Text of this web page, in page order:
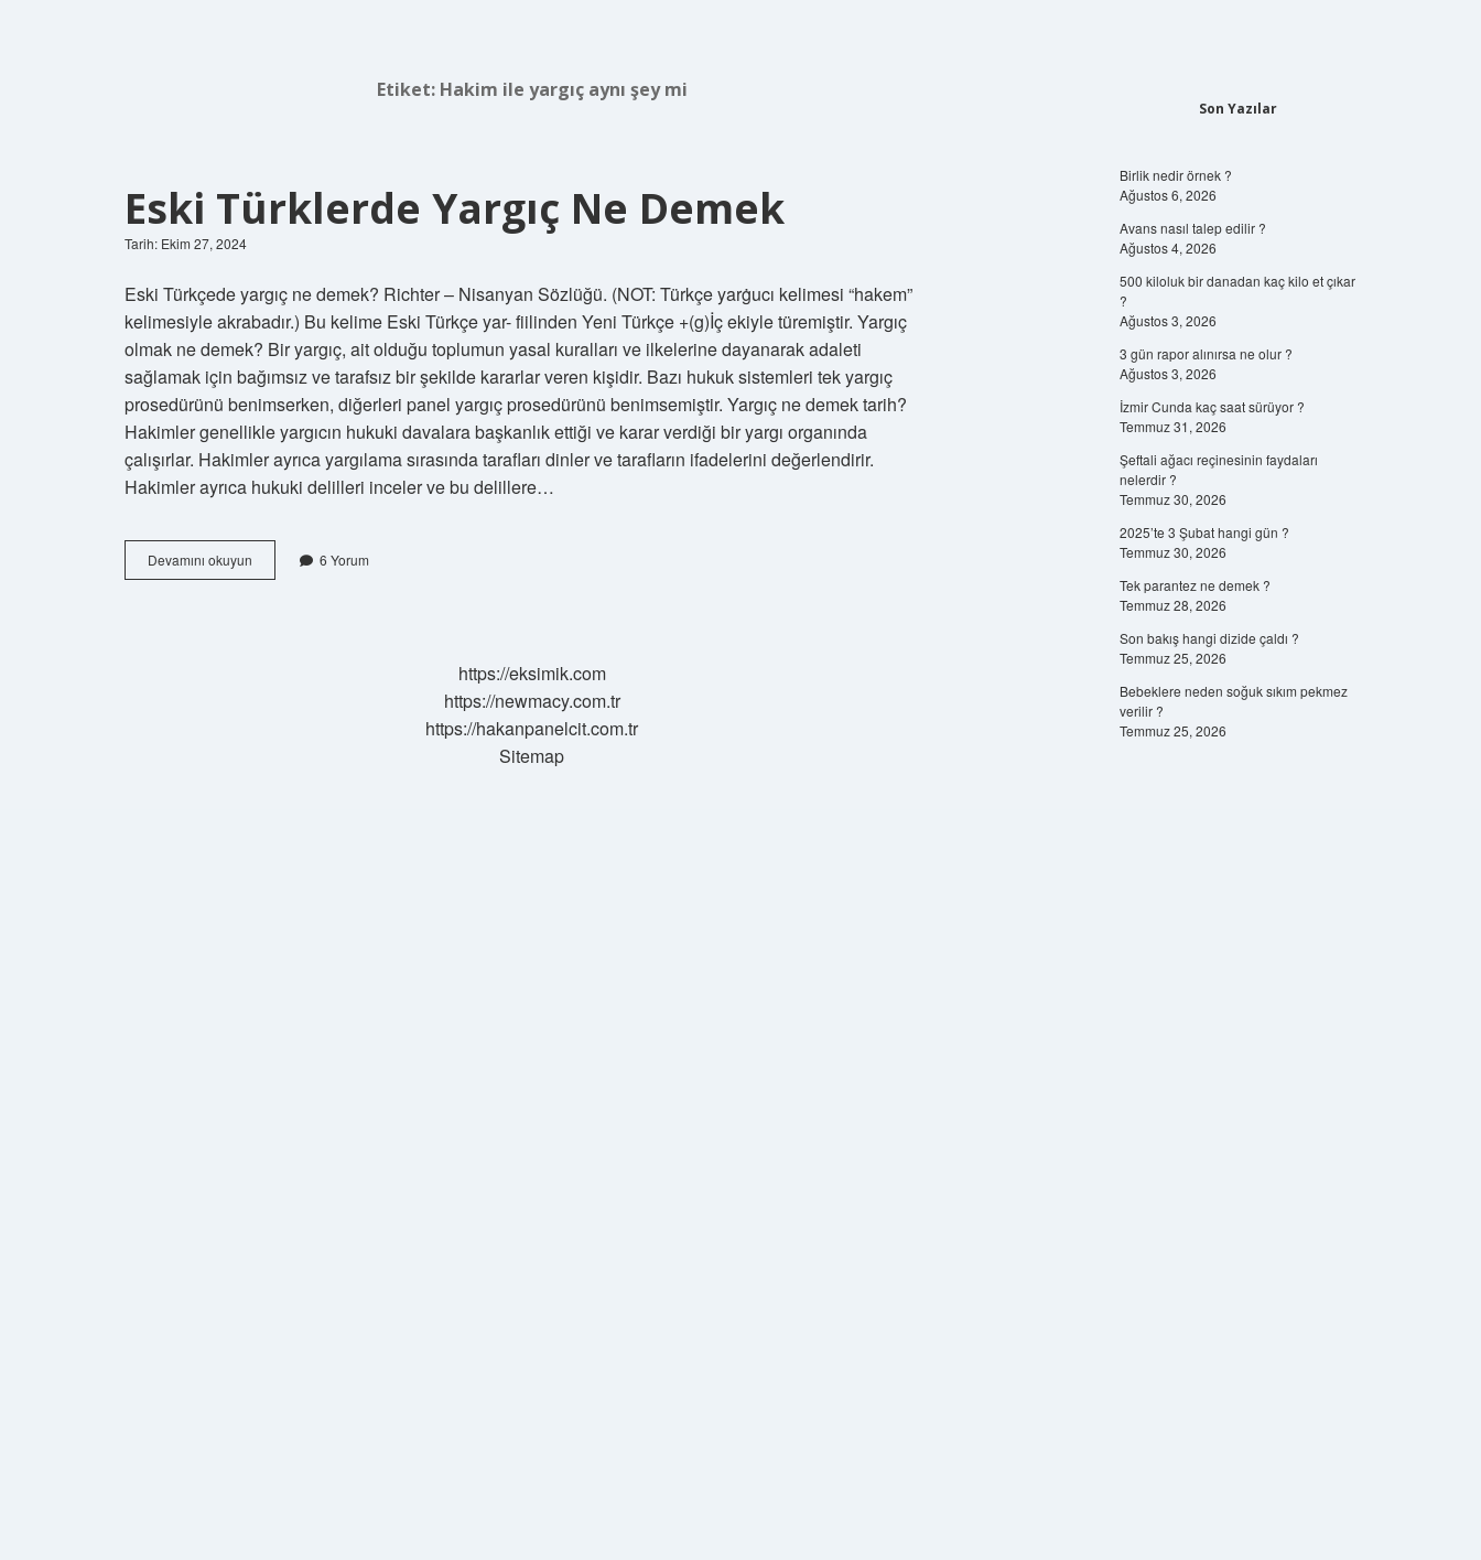
Etiket: Hakim ile yargıç aynı şey mi
Eski Türklerde Yargıç Ne Demek
Tarih: Ekim 27, 2024
Eski Türkçede yargıç ne demek? Richter – Nisanyan Sözlüğü. (NOT: Türkçe yarġucı kelimesi “hakem”
kelimesiyle akrabadır.) Bu kelime Eski Türkçe yar- fiilinden Yeni Türkçe +(g)İç ekiyle türemiştir. Yargıç
olmak ne demek? Bir yargıç, ait olduğu toplumun yasal kuralları ve ilkelerine dayanarak adaleti
sağlamak için bağımsız ve tarafsız bir şekilde kararlar veren kişidir. Bazı hukuk sistemleri tek yargıç
prosedürünü benimserken, diğerleri panel yargıç prosedürünü benimsemiştir. Yargıç ne demek tarih?
Hakimler genellikle yargıcın hukuki davalara başkanlık ettiği ve karar verdiği bir yargı organında
çalışırlar. Hakimler ayrıca yargılama sırasında tarafları dinler ve tarafların ifadelerini değerlendirir.
Hakimler ayrıca hukuki delilleri inceler ve bu delillere…
Devamını okuyun
Türklerde
6 Yorum
https://eksimik.com
https://newmacy.com.tr
https://hakanpanelcit.com.tr
Sitemap
Son Yazılar
Birlik nedir örnek ?
Ağustos 6, 2026
Avans nasıl talep edilir ?
Ağustos 4, 2026
500 kiloluk bir danadan kaç kilo et çıkar
?
Ağustos 3, 2026
3 gün rapor alınırsa ne olur ?
Ağustos 3, 2026
İzmir Cunda kaç saat sürüyor ?
Temmuz 31, 2026
Şeftali ağacı reçinesinin faydaları
nelerdir ?
Temmuz 30, 2026
2025’te 3 Şubat hangi gün ?
Temmuz 30, 2026
Tek parantez ne demek ?
Temmuz 28, 2026
Son bakış hangi dizide çaldı ?
Temmuz 25, 2026
Bebeklere neden soğuk sıkım pekmez
verilir ?
Temmuz 25, 2026